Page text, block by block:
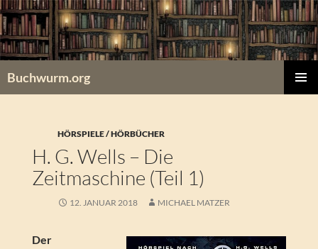
Zum
Inhalt
springen
Buchwurm.org
HÖRSPIELE / HÖRBÜCHER
H. G. Wells – Die
Zeitmaschine (Teil 1)
12. JANUAR 2018 MICHAEL MATZER
Der